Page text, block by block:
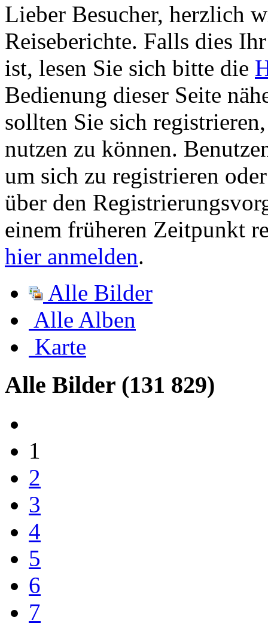
Lieber Besucher, herzlich
Reiseberichte. Falls dies
ist, lesen Sie sich bitte die
Bedienung dieser Seite
sollten Sie sich
nutzen zu können.
um sich zu registrieren
über den
einem früheren Zeitpunkt
hier anmelden.
Alle Bilder
Alle Alben
Karte
Alle Bilder (131 829)
1
2
3
4
5
6
7